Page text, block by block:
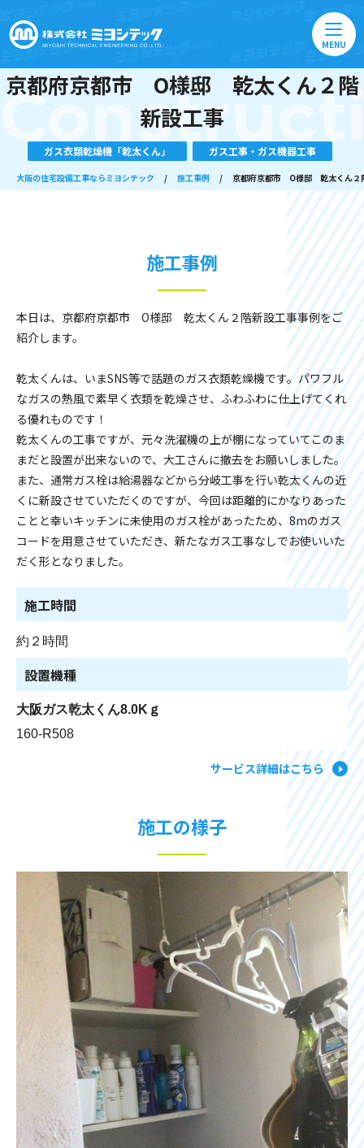
MENU
京都府京都市 O様邸 乾太くん２階
新設工事
ガス衣類乾燥機「乾太くん」 ガス工事・ガス機器工事
大阪の住宅設備工事ならミヨシテック / 施工事例 / 京都府京都市 O様邸 乾太くん２
施工事例
本日は、京都府京都市 O様邸 乾太くん２階新設工事事例をご
紹介します。
乾太くんは、いまSNS等で話題のガス衣類乾燥機です。パワフル
なガスの熱風で素早く衣類を乾燥させ、ふわふわに仕上げてくれ
る優れものです！
乾太くんの工事ですが、元々洗濯機の上が棚になっていてこのま
まだと設置が出来ないので、大工さんに撤去をお願いしました。
また、通常ガス栓は給湯器などから分岐工事を行い乾太くんの近
くに新設させていただくのですが、今回は距離的にかなりあった
ことと幸いキッチンに未使用のガス栓があったため、8mのガス
コードを用意させていただき、新たなガス工事なしでお使いいた
だく形となりました。
施工時間
約２時間
設置機種
大阪ガス乾太くん8.0Kｇ
160-R508
サービス詳細はこちら
施工の様子